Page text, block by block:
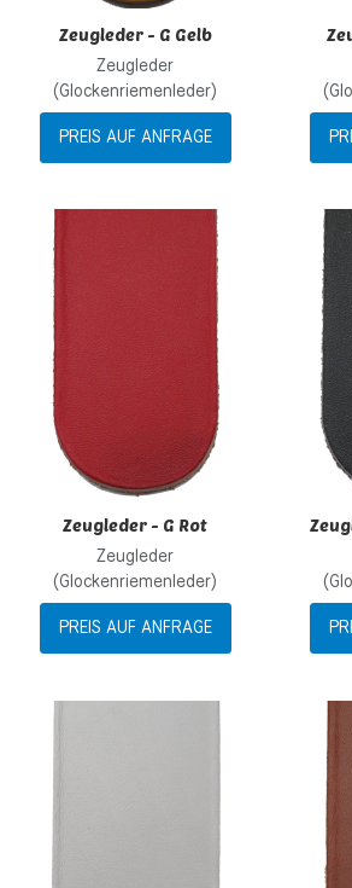
Zeugleder - G Gelb
Zeugleder
(Glockenriemenleder)
PREIS AUF ANFRAGE
Zur
Zur
Zeugleder - G Rot
Zeugleder
(Glockenriemenleder)
PREIS AUF ANFRAGE
Zur
Zur